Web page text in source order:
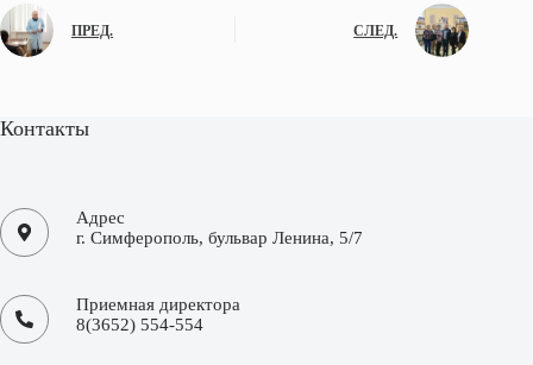
ПРЕД. СЛЕД.
Контакты
Адрес
г. Симферополь, бульвар Ленина, 5/7
Приемная директора
8(3652) 554-554